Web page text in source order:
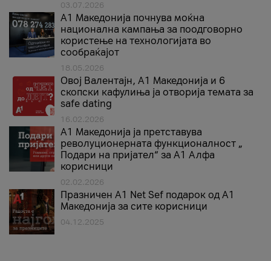
03.07.2026
A1 Македонија почнува моќна
национална кампања за поодговорно
користење на технологијата во
сообраќајот
18.05.2026
Овој Валентајн, A1 Македонија и 6
скопски кафулиња ја отворија темата за
safe dating
16.02.2026
А1 Македонија ја претставува
револуционерната функционалност „
Подари на пријател“ за А1 Алфа
корисници
02.02.2026
Празничен A1 Net Sеf подарок од А1
Македонија за сите корисници
04.12.2025